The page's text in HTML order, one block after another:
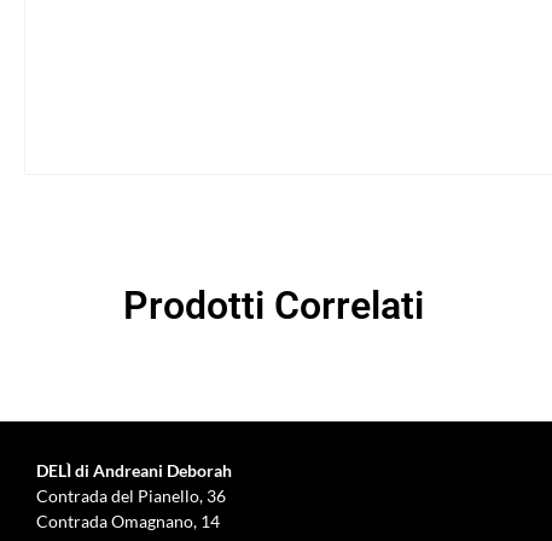
Prodotti Correlati
DELÌ di Andreani Deborah
Contrada del Pianello, 36
Contrada Omagnano, 14